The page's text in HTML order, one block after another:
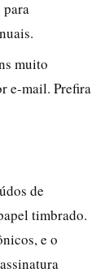
muito
e-mail. Prefira
de
timbrado.
e o